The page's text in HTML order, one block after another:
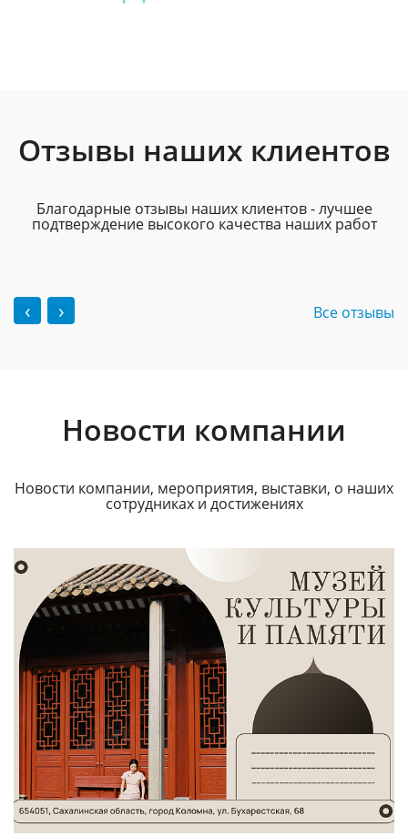
Отзывы наших клиентов
Благодарные отзывы наших клиентов - лучшее
подтверждение высокого качества наших работ
‹ › Все отзывы
Новости компании
Новости компании, мероприятия, выставки, о наших
сотрудниках и достижениях